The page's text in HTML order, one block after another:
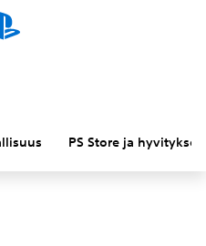
PS Store ja hyvitykset